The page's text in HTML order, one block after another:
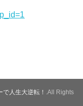
人生大逆転！
.All Rights